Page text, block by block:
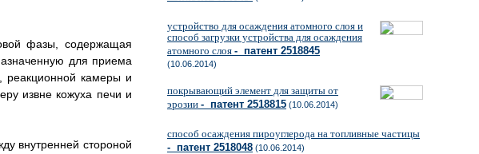
фазы, содержащая
для приема
реакционной камеры и
извне кожуха печи и
внутренней стороной
устройство для осаждения атомного слоя и
способ загрузки устройства для осаждения
атомного слоя - патент 2518845
(10.06.2014)
покрывающий элемент для защиты от
эрозии - патент 2518815 (10.06.2014)
способ осаждения пироуглерода на топливные частицы
- патент 2518048 (10.06.2014)